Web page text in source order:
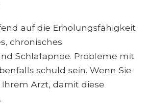
auf die Erholungsfähigkeit
chronisches
Schlafapnoe. Probleme mit
schuld sein. Wenn Sie
Arzt, damit diese